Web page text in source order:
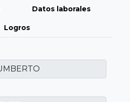
Datos laborales
Logros